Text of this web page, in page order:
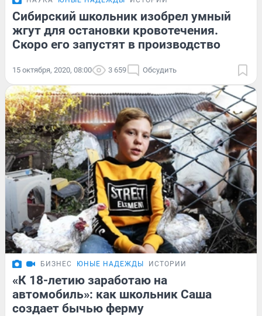
Сибирский школьник изобрел умный
жгут для остановки кровотечения.
Скоро его запустят в производство
15 октября, 2020, 08:00 3 659 Обсудить
БИЗНЕС ЮНЫЕ НАДЕЖДЫ ИСТОРИИ
«К 18-летию заработаю на
автомобиль»: как школьник Саша
создает бычью ферму